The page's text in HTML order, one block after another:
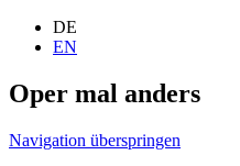
DE
EN
Oper mal anders
Navigation überspringen